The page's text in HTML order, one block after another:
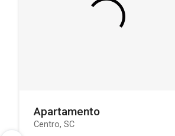
Apartamento
Centro, SC